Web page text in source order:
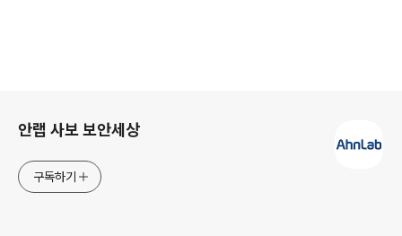
안랩 사보 보안세상
구독하기